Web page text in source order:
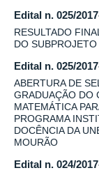
Edital n. 025/
RESULTADO
DO
Edital n. 025/
ABERTURA DE
GRADUAÇÃO DO
MATEMÁTICA
PROGRAMA
DOCÊNCIA DA
MOURÃO
Edital n. 024/